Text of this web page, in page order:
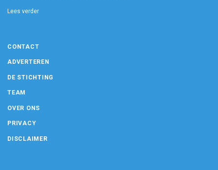
Lees verder
CONTACT
ADVERTEREN
DE STICHTING
TEAM
OVER ONS
PRIVACY
DISCLAIMER